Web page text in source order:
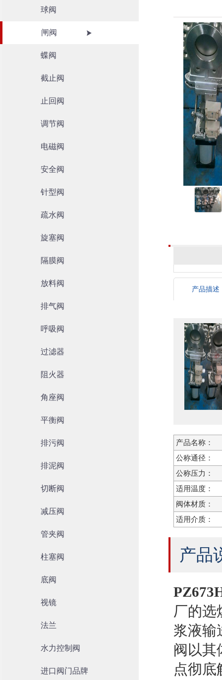
球阀
闸阀
蝶阀
截止阀
止回阀
调节阀
电磁阀
安全阀
针型阀
疏水阀
旋塞阀
隔膜阀
放料阀
排气阀
呼吸阀
过滤器
阻火器
角座阀
平衡阀
排污阀
排泥阀
切断阀
减压阀
管夹阀
柱塞阀
底阀
视镜
法兰
水力控制阀
进口阀门品牌
产品描述
产品名称：
公称通径：
公称压力：
适用温度：
阀体材质：
适用介质：
产品
厂的选
浆液输
阀以其
点彻底